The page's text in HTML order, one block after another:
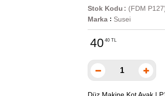
(FDM
Stok Kodu
Marka : Susei
40 40 TL